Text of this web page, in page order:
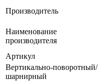
Производитель
Наименование
производителя
Артикул
Вертикально-поворотный/
шарнирный